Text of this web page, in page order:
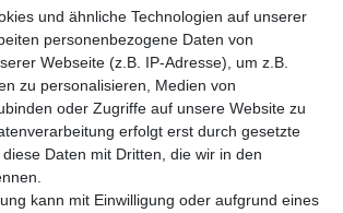
7,90 € *
In den Warenkorb
*inkl. ges. MwSt.zzgl. Versandkosten
und ähnliche Technologien auf unserer
personenbezogene Daten von
Webseite (z.B. IP-Adresse), um z.B.
zu personalisieren, Medien von
oder Zugriffe auf unsere Website zu
erfolgt erst durch gesetzte
Daten mit Dritten, die wir in den
kann mit Einwilligung oder aufgrund eines